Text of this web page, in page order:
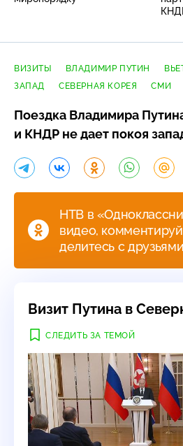
ВИЗИТЫ ВЛАДИМИР ПУТИН
ЗАПАД
СЕВЕРНАЯ КОРЕЯ СМИ
Поездка Владимира
и КНДР не дает покоя
НТВ в
видео,
делитесь с друзьями
Визит Путина в
СЛЕДИТЬ ЗА ТЕМОЙ